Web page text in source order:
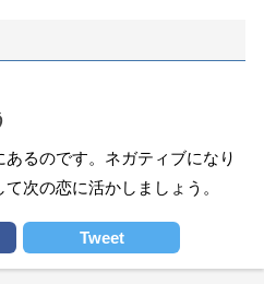
るのです。ネガティブになり
次の恋に活かしましょう。
Tweet